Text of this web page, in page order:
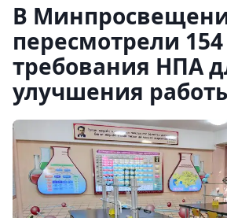
В
пересмотрели 154
требования НПА
улучшения